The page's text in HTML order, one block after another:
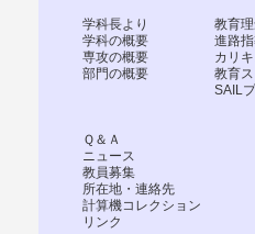
学科長より
学科の概要
専攻の概要
部門の概要
教育
進路
カリ
教育
SAIL
Ｑ＆Ａ
ニュース
教員募集
所在地・連絡先
計算機コレクション
リンク